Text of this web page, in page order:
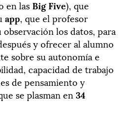
en lasBig Five), que
app, que el profesor
observación los datos, para
y ofrecer al alumno
sobre su autonomía e
capacidad de trabajo
de pensamiento y
se plasman en 34